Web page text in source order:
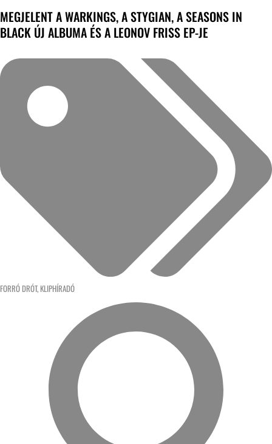
MEGJELENT A WARKINGS, A STYGIAN, A SEASONS IN
BLACK ÚJ ALBUMA ÉS A LEONOV FRISS EP-JE
FORRÓ DRÓT, KLIPHÍRADÓ